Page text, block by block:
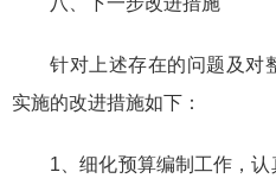
针对上述存在的问题及对
实施的改进措施如下：
1、细化预算编制工作，